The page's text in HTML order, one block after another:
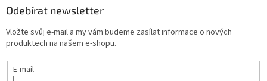
Odebírat newsletter
Vložte svůj e-mail a my vám budeme zasílat informace o nových
produktech na našem e-shopu.
E-mail